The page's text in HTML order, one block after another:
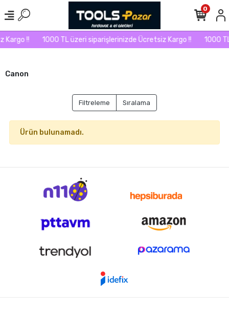
Kargo !! 1000 TL üzeri siparişlerinizde Ücretsiz Kargo !! 1000
0
Canon
Filtreleme Sıralama
Ürün bulunamadı.